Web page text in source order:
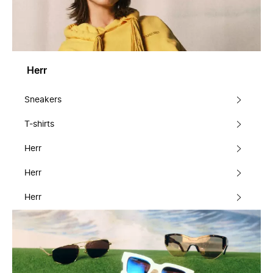
Herr
Sneakers
T-shirts
Herr
Herr
Herr